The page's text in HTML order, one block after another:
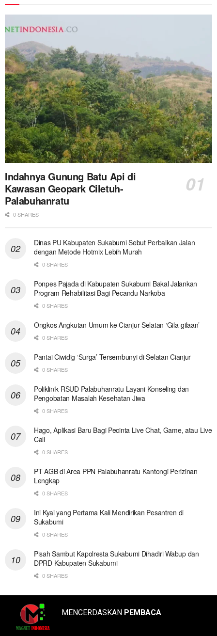
Indahnya Gunung Batu Api di
Kawasan Geopark Ciletuh-
Palabuhanratu
0 SHARES
Dinas PU Kabupaten Sukabumi Sebut Perbaikan Jalan
dengan Metode Hotmix Lebih Murah
0 SHARES
Ponpes Pajada di Kabupaten Sukabumi Bakal Jalankan
Program Rehabilitasi Bagi Pecandu Narkoba
0 SHARES
Ongkos Angkutan Umum ke Cianjur Selatan ‘Gila-gilaan’
0 SHARES
Pantai Ciwidig ‘Surga’ Tersembunyi di Selatan Cianjur
0 SHARES
Poliklinik RSUD Palabuhanratu Layani Konseling dan
Pengobatan Masalah Kesehatan Jiwa
0 SHARES
Hago, Aplikasi Baru Bagi Pecinta Live Chat, Game, atau Live
Call
0 SHARES
PT AGB di Area PPN Palabuhanratu Kantongi Perizinan
Lengkap
0 SHARES
Ini Kyai yang Pertama Kali Mendirikan Pesantren di
Sukabumi
0 SHARES
Pisah Sambut Kapolresta Sukabumi Dihadiri Wabup dan
DPRD Kabupaten Sukabumi
0 SHARES
MENCERDASKAN PEMBACA